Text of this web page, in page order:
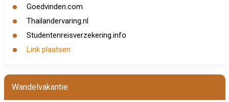
Goedvinden.com
Thailandervaring.nl
Studentenreisverzekering.info
Link plaatsen
Wandelvakantie